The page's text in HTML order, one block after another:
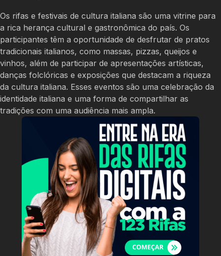
Os rifas e festivais de cultura italiana são uma vitrine para
a rica herança cultural e gastronômica do país. Os
participantes têm a oportunidade de desfrutar de pratos
tradicionais italianos, como massas, pizzas, queijos e
vinhos, além de participar de apresentações artísticas,
danças folclóricas e exposições que destacam a riqueza
da cultura italiana. Esses eventos são uma celebração da
identidade italiana e uma forma de compartilhar as
tradições com uma audiência mais ampla.